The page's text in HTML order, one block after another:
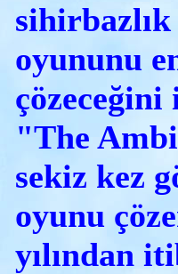
sihirbazlık
oyununu
"The
sekiz kez
oyunu
yılından